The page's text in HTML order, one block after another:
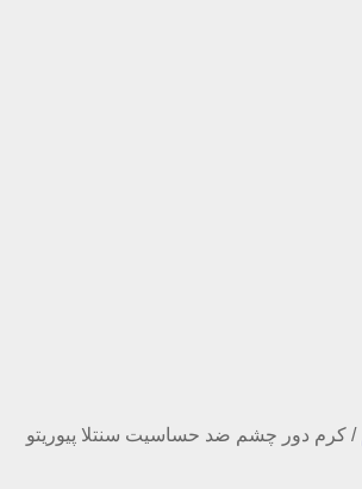
/ کرم دور چشم ضد حساسيت سنتلا پیوریتو